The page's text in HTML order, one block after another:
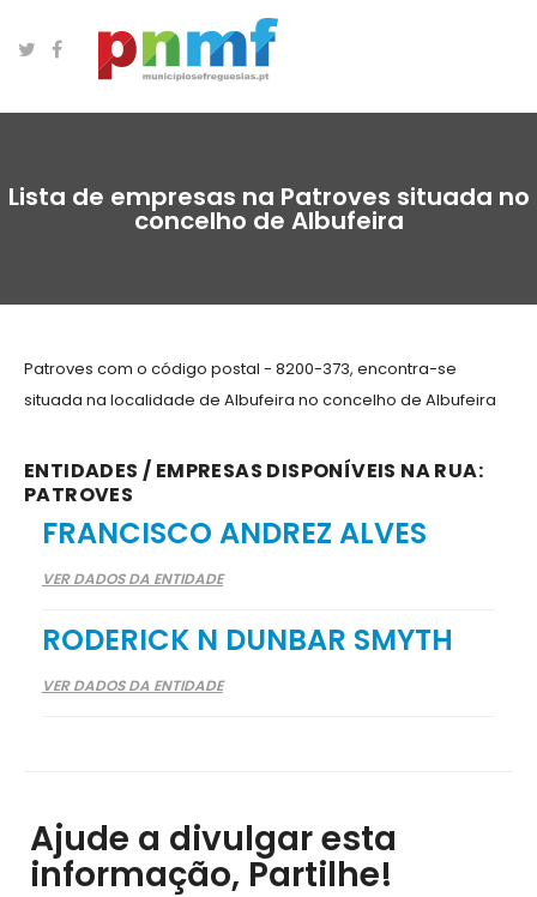
Lista de empresas na Patroves situada no
concelho de Albufeira
Patroves com o código postal - 8200-373, encontra-se
situada na localidade de Albufeira no concelho de Albufeira
ENTIDADES / EMPRESAS DISPONÍVEIS NA RUA:
PATROVES
FRANCISCO ANDREZ ALVES
VER DADOS DA ENTIDADE
RODERICK N DUNBAR SMYTH
VER DADOS DA ENTIDADE
Ajude a divulgar esta
informação, Partilhe!